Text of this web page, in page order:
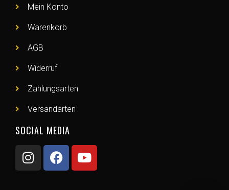
Mein Konto
Warenkorb
AGB
Widerruf
Zahlungsarten
Versandarten
SOCIAL MEDIA